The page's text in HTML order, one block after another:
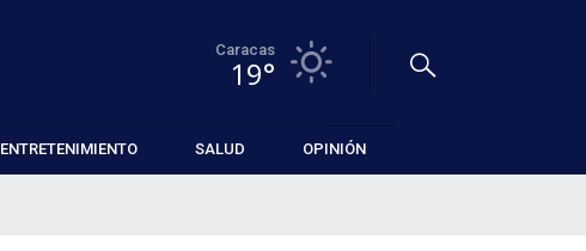
Caracas
19°
ENTRETENIMIENTO SALUD OPINIÓN